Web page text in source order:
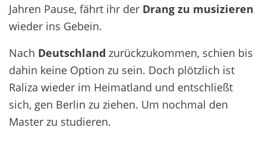
Jahren Pause, fährt ihr der Drang zu musizieren
wieder ins Gebein.
Nach Deutschland zurückzukommen, schien bis
dahin keine Option zu sein. Doch plötzlich ist
Raliza wieder im Heimatland und entschließt
sich, gen Berlin zu ziehen. Um nochmal den
Master zu studieren.